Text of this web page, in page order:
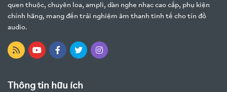
quen thuộc, chuyên loa, ampli, dàn nghe nhạc cao cấp, phụ kiện
chính hãng, mang đến trải nghiệm âm thanh tinh tế cho tín đồ
audio.
Thông tin hữu ích